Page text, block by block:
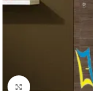
Click to enlarge